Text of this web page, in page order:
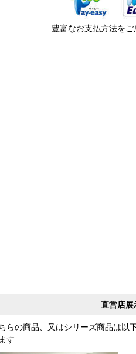
豊富なお支払方法を
直営店展
らの商品、又はシリーズ商品は以
す